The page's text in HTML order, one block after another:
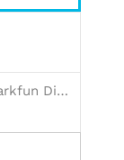
Placa de desenvolvimento Sparkfun Digi XBee®